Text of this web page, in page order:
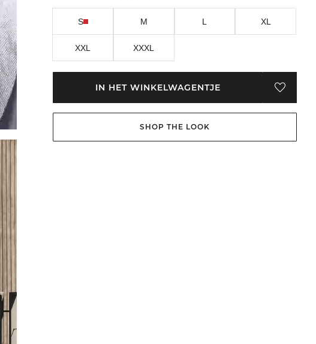
S M L XL
XXL XXXL
IN HET WINKELWAGENTJE
SHOP THE LOOK